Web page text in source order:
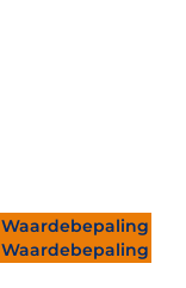
Waardebepaling
Waardebepaling